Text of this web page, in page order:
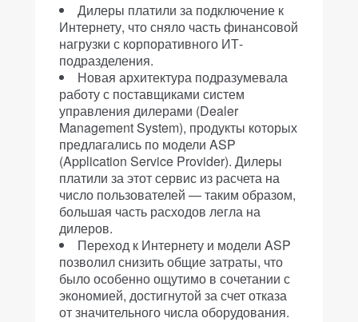
Дилеры платили за подключение к
Интернету, что сняло часть финансовой
нагрузки с корпоративного ИТ-
подразделения.
Новая архитектура подразумевала
работу с поставщиками систем
управления дилерами (Dealer
Management System), продукты которых
предлагались по модели ASP
(Application Service Provider). Дилеры
платили за этот сервис из расчета на
число пользователей — таким образом,
большая часть расходов легла на
дилеров.
Переход к Интернету и модели ASP
позволил снизить общие затраты, что
было особенно ощутимо в сочетании с
экономией, достигнутой за счет отказа
от значительного числа оборудования.